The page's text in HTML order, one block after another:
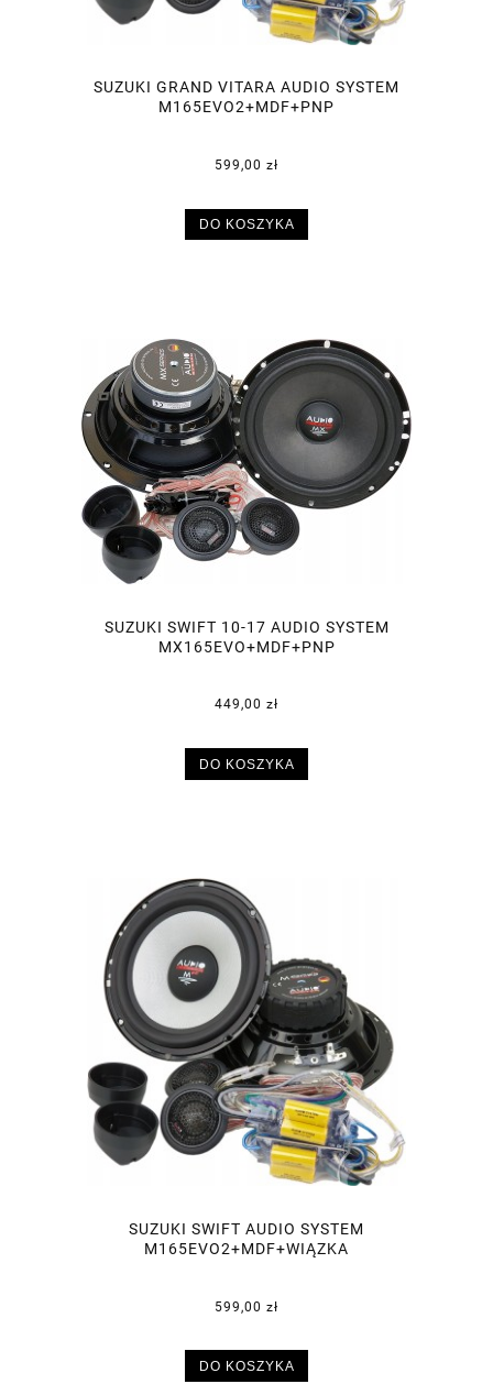
SUZUKI GRAND VITARA AUDIO SYSTEM
M165EVO2+MDF+PNP
599,00 zł
DO KOSZYKA
SUZUKI SWIFT 10-17 AUDIO SYSTEM
MX165EVO+MDF+PNP
449,00 zł
DO KOSZYKA
SUZUKI SWIFT AUDIO SYSTEM
M165EVO2+MDF+WIĄZKA
599,00 zł
DO KOSZYKA